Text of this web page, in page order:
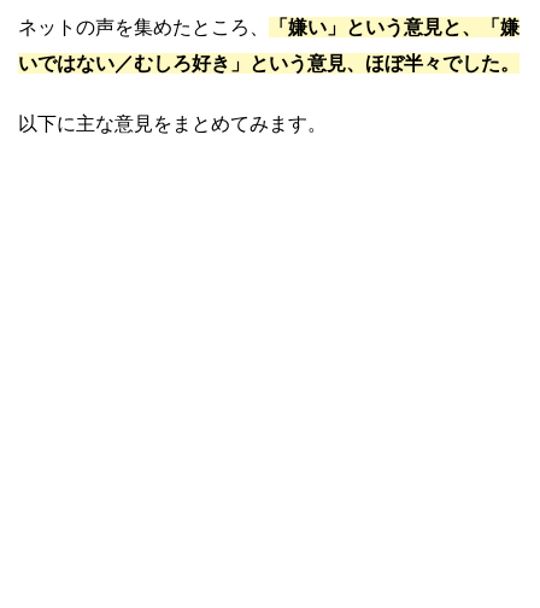
ネットの声を集めたところ、
「嫌い」という意見と、「嫌
いではない／むしろ好き」という意見、ほぼ半々でした。
以下に主な意見をまとめてみます。